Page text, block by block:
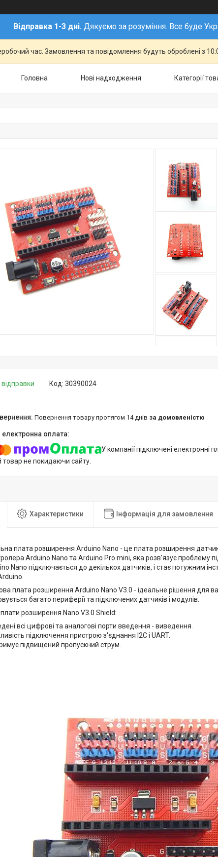
Відправка 1-3 дні. Дякуємо за розуміння. Все буде
час. Замовлення та повідомлення будуть оброблені з
Головна Нові надходження Категорії
Код: 30390024
повернення товару протягом 14 днів за домовленістю
У компанії підключені електронні
товар не покидаючи сайту.
Характеристики Інформація для замовлення
плата розширення Arduino Nano - це плата розширення
Arduino Nano та Arduino Pro mini, яка розв'язує проблему
Nano підключається до декількох датчиків, і стає потужним
плата розширення Arduino Nano V3.0 - ідеальне рішення для
багато периферії та підключених датчиків і модулів.
розширення Nano V3.0 Shield:
всі цифрові та аналогові порти введення - виведення.
підключення пристрою з'єднання I2C і UART.
підвищений пропускний струм.